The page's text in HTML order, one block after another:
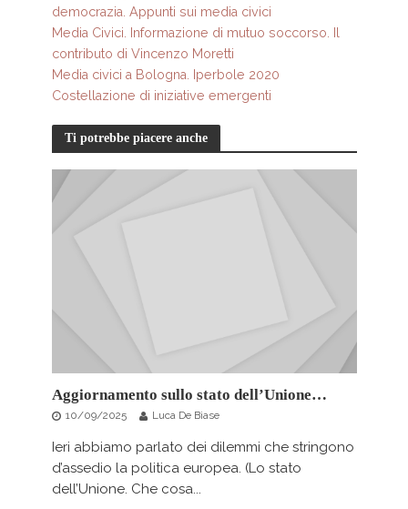
democrazia. Appunti sui media civici
Media Civici. Informazione di mutuo soccorso. Il
contributo di Vincenzo Moretti
Media civici a Bologna. Iperbole 2020
Costellazione di iniziative emergenti
Ti potrebbe piacere anche
Aggiornamento sullo stato dell’Unione…
10/09/2025 Luca De Biase
Ieri abbiamo parlato dei dilemmi che stringono
d’assedio la politica europea. (Lo stato
dell’Unione. Che cosa...